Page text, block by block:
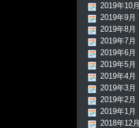
2019年10月
2019年9月
2019年8月
2019年7月
2019年6月
2019年5月
2019年4月
2019年3月
2019年2月
2019年1月
2018年12月